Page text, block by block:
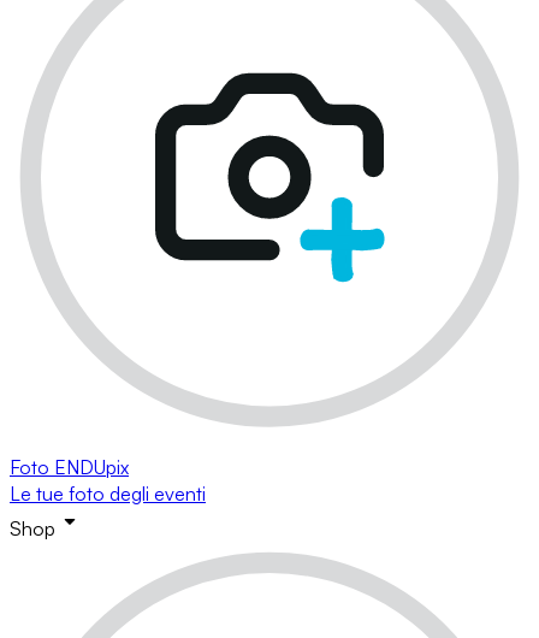
Foto ENDUpix
Le tue foto degli eventi
Shop